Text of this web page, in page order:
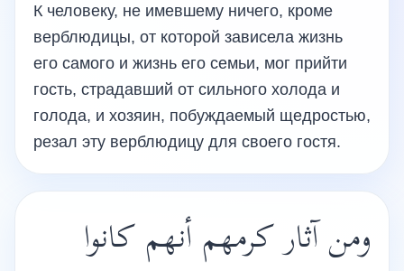
К человеку, не имевшему ничего, кроме
верблюдицы, от которой зависела жизнь
его самого и жизнь его семьи, мог прийти
гость, страдавший от сильного холода и
голода, и хозяин, побуждаемый щедростью,
резал эту верблюдицу для своего гостя.
ومن آثار كرمهم أنهم كانوا